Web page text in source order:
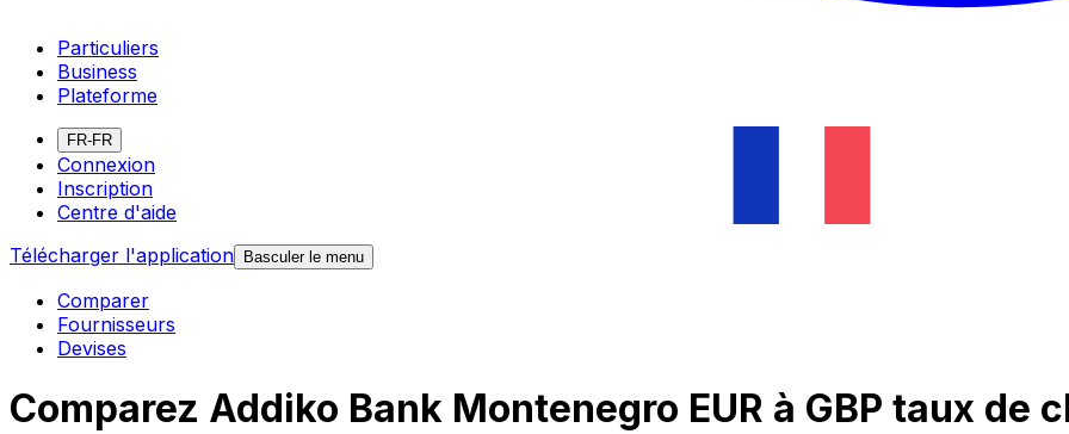
Particuliers
Business
Plateforme
FR-FR
Connexion
Inscription
Centre d'aide
Télécharger l'application Basculer le menu
Comparer
Fournisseurs
Devises
Comparez Addiko Bank Montenegro EUR à GBP taux de